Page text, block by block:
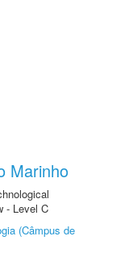
Marinho
- Level C
(Câmpus de